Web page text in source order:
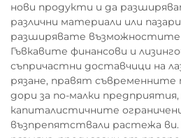
нови продукти и да
различни материали или
разширявате възможностите
Гъвкавите финансови и
съпричастни доставчици на
рязане, правят
дори за по-малки предприятия,
капиталистичните
възпрепятствали растежа